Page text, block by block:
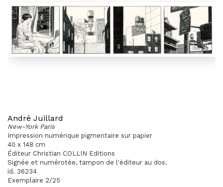
André Juillard
New-York Paris
Impression numérique pigmentaire sur papier
40 x 148 cm
Éditeur Christian COLLIN Editions
Signée et numérotée, tampon de l'éditeur au dos.
id. 36234
Exemplaire 2/25